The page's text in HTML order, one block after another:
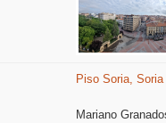
Piso Soria, Soria
Mariano